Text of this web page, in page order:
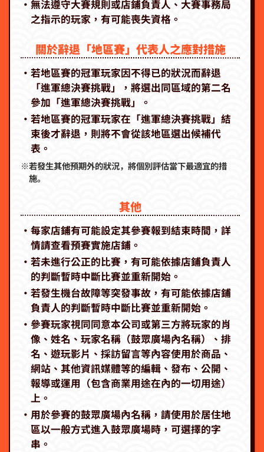
‧無法遵守大賽規則或店鋪負責人、大賽事務局
之指示的玩家，有可能喪失資格。
關於辭退「地區賽」代表人之應對措施
‧若地區賽的冠軍玩家因不得已的狀況而辭退
「進軍總決賽挑戰」，將選出同區域的第二名
參加「進軍總決賽挑戰」。
‧若地區賽的冠軍玩家在「進軍總決賽挑戰」結
束後才辭退，則將不會從該地區選出候補代
表。
※若發生其他預期外的狀況，將個別評估當下最適宜的措
施。
其他
‧每家店鋪有可能設定其參賽報到結束時間，詳
情請查看預賽實施店鋪。
‧若未進行公正的比賽，有可能依據店鋪負責人
的判斷暫時中斷比賽並重新開始。
‧若發生機台故障等突發事故，有可能依據店鋪
負責人的判斷暫時中斷比賽並重新開始。
‧參賽玩家視同同意本公司或第三方將玩家的肖
像、姓名、玩家名稱（鼓眾廣場內名稱）、排
名、遊玩影片、採訪留言等內容使用於商品、
網站、其他資訊媒體等的編輯、發布、公開、
報導或運用（包含商業用途在內的一切用途）
上。
‧用於參賽的鼓眾廣場內名稱，請使用於居住地
區以一般方式進入鼓眾廣場時，可選擇的字
串。